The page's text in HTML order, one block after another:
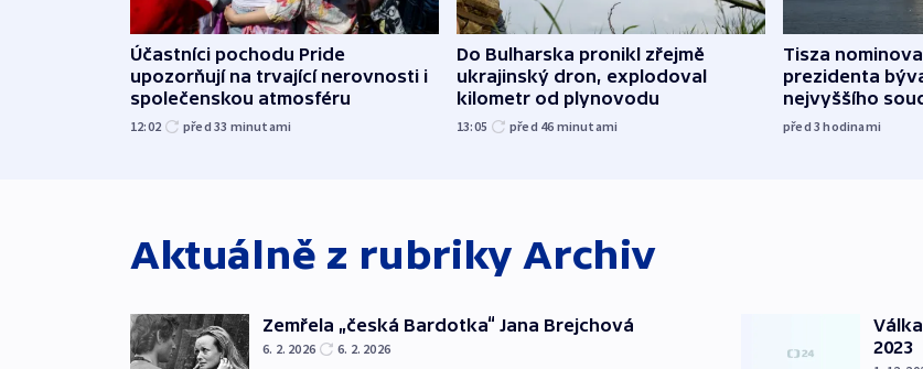
Účastníci pochodu Pride
upozorňují na trvající nerovnosti i
společenskou atmosféru
12:02 před 33 minutami
Do Bulharska pronikl zřejmě
ukrajinský dron, explodoval
kilometr od plynovodu
13:05 před 46 minutami
Tisza
prezidenta
nejvyššího
před 3hodinami
Aktuálně z rubriky Archiv
Zemřela „česká Bardotka“ Jana Brejchová
6. 2. 2026 6. 2. 2026
2023